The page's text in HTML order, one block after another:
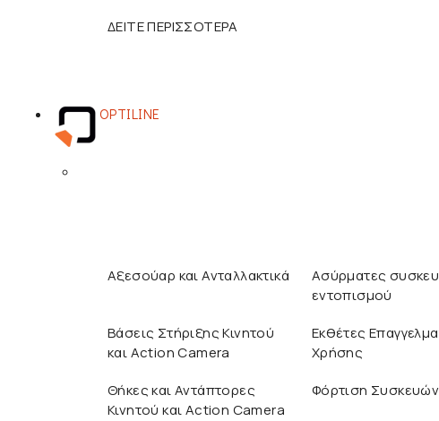
ΔΕΙΤΕ ΠΕΡΙΣΣΟΤΕΡΑ
OPTILINE
Αξεσούαρ και Ανταλλακτικά
Ασύρματες
εντοπισμού
Βάσεις Στήριξης Κινητού
και Action Camera
Εκθέτες
Χρήσης
Θήκες και Αντάπτορες
Κινητού και Action Camera
Φόρτιση Συσκευών